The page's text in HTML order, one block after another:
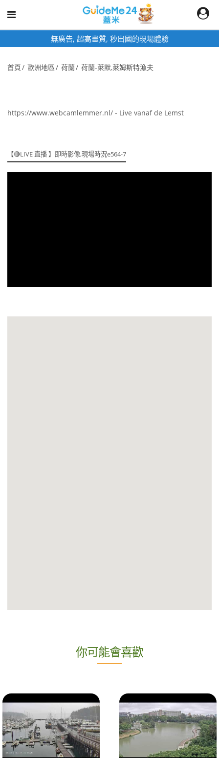
無廣告, 超高畫質, 秒出國的現場體驗
首頁 歐洲地區 荷蘭 荷蘭-萊默,萊姆斯特漁夫
https://www.webcamlemmer.nl/ - Live vanaf de Lemst
【🔴LIVE 直播 】即時影像,現場時況e564-7
你可能會喜歡